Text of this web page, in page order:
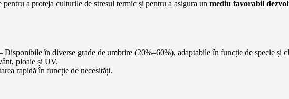
pentru a proteja culturile de stresul termic și pentru a asigura un mediu favorabil
Disponibile în diverse grade de umbrire (20%–60%), adaptabile în funcție de specie și
ploaie și UV.
rapidă în funcție de necesități.